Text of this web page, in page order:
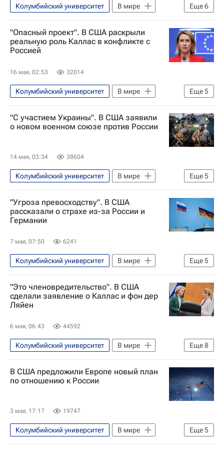
Еще6
Колумбийский университет
В мире
Россия
США
Китай
Виктория Нуланд
Владимир Путин
НАТО
"Опасный проект". В США раскрыли
реальную роль Каллас в конфликте с
Россией
16 мая, 02:53 32014
Еще5
Колумбийский университет
В мире
Европа
Россия
Москва
Кайя Каллас
НАТО
"С участием Украины". В США заявили
о новом военном союзе против России
14 мая, 03:34 38604
Еще5
Колумбийский университет
В мире
Европа
Украина
НАТО
Евросоюз
Россия
"Угроза превосходству". В США
рассказали о страхе из-за России и
Германии
7 мая, 07:50 6241
Еще5
Колумбийский университет
В мире
Европа
Россия
США
Евросоюз
Северный поток
"Это членовредительство". В США
сделали заявление о Каллас и фон дер
Ляйен
6 мая, 06:43 44592
Еще8
Колумбийский университет
В мире
Россия
США
Европа
Кайя Каллас
Сергей Лавров
Северный поток
В США предложили Европе новый план
по отношению к России
3 мая, 17:17 19747
Еще5
Колумбийский университет
В мире
Россия
Европа
Москва